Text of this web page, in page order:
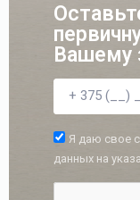
Вашему
Я даю свое
данных на